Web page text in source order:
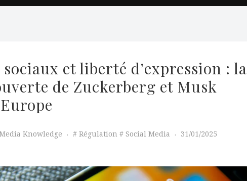
sociaux et liberté d’expression : la
de Zuckerberg et Musk
Knowledge Régulation Social Media 31/01/2025